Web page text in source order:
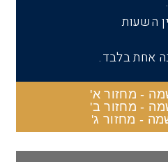
השעות
אחת בלבד.
- מחזור א'
- מחזור ב'
- מחזור ג'